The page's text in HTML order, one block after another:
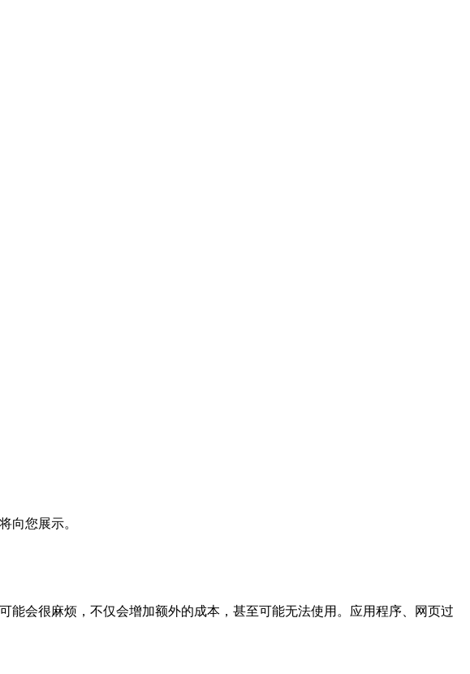
向您展示。
能会很麻烦，不仅会增加额外的成本，甚至可能无法使用。应用程序、网页过